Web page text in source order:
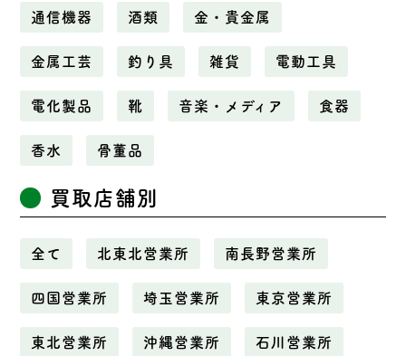
通信機器 酒類 金・貴金属
金属工芸 釣り具 雑貨 電動工具
電化製品 靴 音楽・メディア 食器
香水 骨董品
買取店舗別
全て 北東北営業所 南長野営業所
四国営業所 埼玉営業所 東京営業所
東北営業所 沖縄営業所 石川営業所